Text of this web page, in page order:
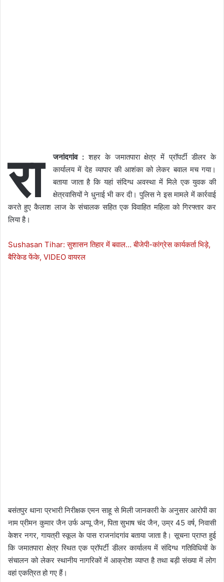
रा जनांदगांव :शहर के जमातपारा क्षेत्र में प्रॉपर्टी डीलर के
कार्यालय में देह व्यापार की आशंका को लेकर बवाल मच गया।
बताया जाता है कि यहां संदिग्ध अवस्था में मिले एक युवक की
क्षेत्रवासियों ने धुनाई भी कर दी। पुलिस ने इस मामले में कार्रवाई
करते हुए कैलाश लाज के संचालक सहित एक विवाहित महिला को गिरफ्तार कर
लिया है।
Sushasan Tihar: सुशासन तिहार में बवाल… बीजेपी-कांग्रेस कार्यकर्ता भिड़े,
बैरिकेड फेंके, VIDEO वायरल
बसंतपुर थाना प्रभारी निरीक्षक एमन साहू से मिली जानकारी के अनुसार आरोपी का
नाम प्रीमन कुमार जैन उर्फ अप्पू जैन, पिता सुभाष चंद जैन, उम्र 45 वर्ष, निवासी
केशर नगर, गायत्री स्कूल के पास राजनांदगांव बताया जाता है। सूचना प्राप्त हुई
कि जमातपारा क्षेत्र स्थित एक प्रॉपर्टी डीलर कार्यालय में संदिग्ध गतिविधियों के
संचालन को लेकर स्थानीय नागरिकों में आक्रोश व्याप्त है तथा बड़ी संख्या में लोग
वहां एकत्रित हो गए हैं।